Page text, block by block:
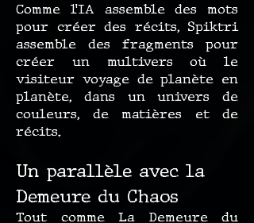
Comme l’IA assemble des mots
pour créer des récits, Spiktri
assemble des fragments pour
créer un multivers où le
visiteur voyage de planète en
planète, dans un univers de
couleurs, de matières et de
récits.
Un parallèle avec la
Demeure du Chaos
Tout comme La Demeure du